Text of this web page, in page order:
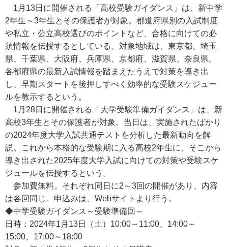
1月13日に開催される「高校受験ガイダンス」は、新中学
2年生～3年生とその保護者が対象。都道府県別の入試制度
や私立・公立高校選びのポイントなど、合格に向けての必
須情報を伝授するとしている。対象地域は、東京都、埼玉
県、千葉県、大阪府、兵庫県、京都府、滋賀県、奈良県。
各都府県の最新入試情報を踏まえたうえで対策を導き出
し、早期スタートを後押しすべく効率的な受験スケジュー
ルを教示するという。
1月28日に開催される「大学受験準備ガイダンス」は、新
高校3年生とその保護者が対象。当日は、実施されたばかり
の2024年度大学入試共通テストを分析した最新動向を解
説。これから本格的な受験期に入る高校2年生に、そこから
導き出された2025年度大学入試に向けての対策や受験スケ
ジュールを伝授するという。
参加費無料。それぞれ同日に2～3回の開催があり、内容
は各回同じ。申込みは、Webサイトより行う。
◆中学受験ガイダンス～受験準備回～
日時：2024年1月13日（土）10:00～11:00、14:00～
15:00、17:00～18:00